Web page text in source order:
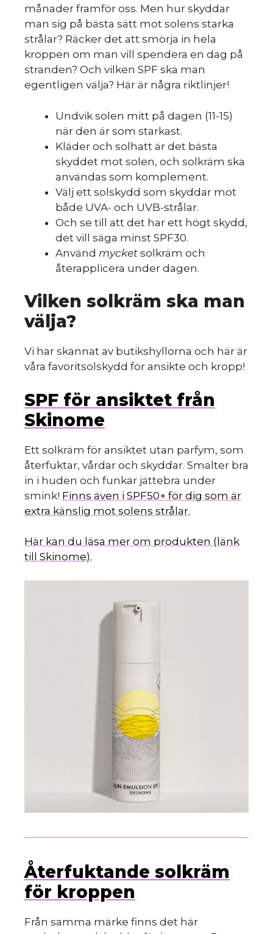
månader framför oss. Men hur skyddar
man sig på bästa sätt mot solens starka
strålar? Räcker det att smörja in hela
kroppen om man vill spendera en dag på
stranden? Och vilken SPF ska man
egentligen välja? Här är några riktlinjer!
Undvik solen mitt på dagen (11-15)
när den är som starkast.
Kläder och solhatt är det bästa
skyddet mot solen, och solkräm ska
användas som komplement.
Välj ett solskydd som skyddar mot
både UVA- och UVB-strålar.
Och se till att det har ett högt skydd,
det vill säga minst SPF30.
Använd mycket solkräm och
återapplicera under dagen.
Vilken solkräm ska man
välja?
Vi har skannat av butikshyllorna och här är
våra favoritsolskydd för ansikte och kropp!
SPF för ansiktet från
Skinome
Ett solkräm för ansiktet utan parfym, som
återfuktar, vårdar och skyddar. Smälter bra
in i huden och funkar jättebra under
smink! Finns även i SPF50+ för dig som är
extra känslig mot solens strålar.
Här kan du läsa mer om produkten (länk
till Skinome).
Återfuktande solkräm
för kroppen
Från samma märke finns det här